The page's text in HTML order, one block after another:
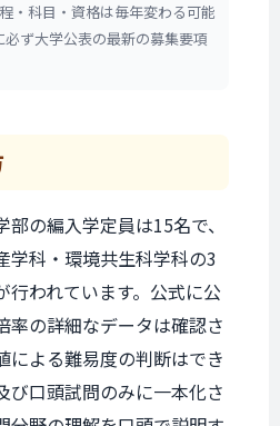
・科目・資格は毎年変わる可能
ず大学公表の最新の募集要項
の編入学定員は15名で、
学科・環境共生科学科の3
行われています。公式に公
率の詳細なデータは確認さ
による難易度の判断はでき
び口頭試問のみに一本化さ